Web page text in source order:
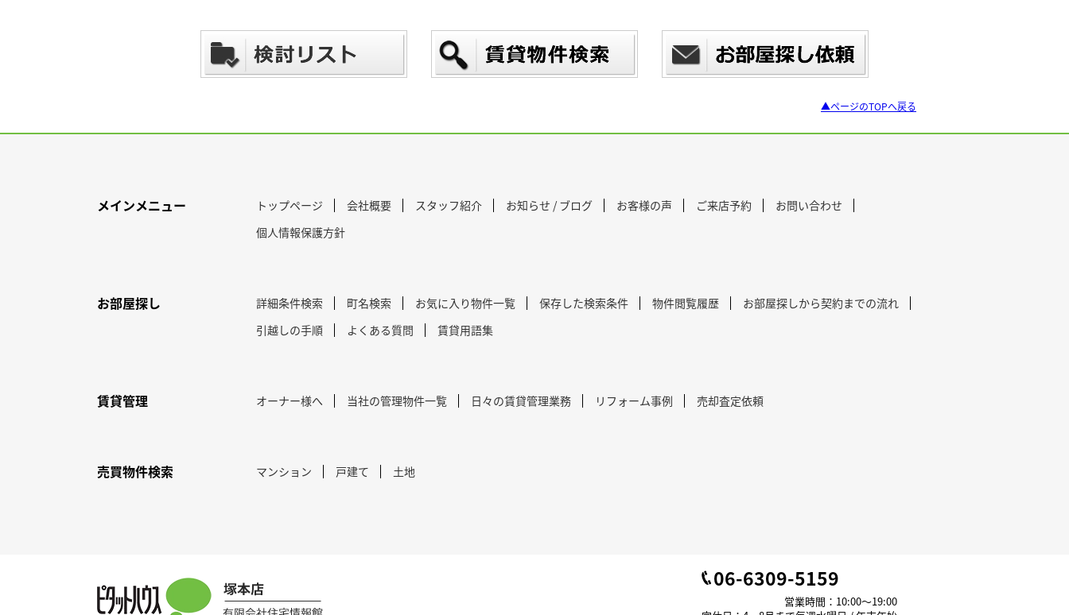
▲ページのTOPへ戻る
メインメニュー トップページ 会社概要 スタッフ紹介 お知らせ / ブログ お客様の声 ご来店予約
お問い合わせ
個人情報保護方針
お部屋探し 詳細条件検索 町名検索 お気に入り物件一覧 保存した検索条件 物件閲覧履歴
お部屋探しから契約までの流れ
引越しの手順
よくある質問 賃貸用語集
賃貸管理 オーナー様へ 当社の管理物件一覧 日々の賃貸管理業務 リフォーム事例 売却査定依頼
売買物件検索 マンション 戸建て 土地
06-6309-5159
営業時間：10:00～19:00